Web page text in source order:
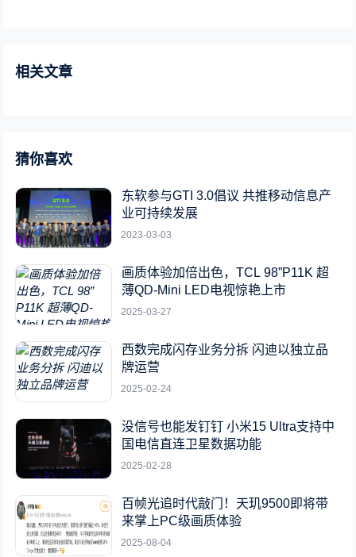
相关文章
猜你喜欢
东软参与GTI 3.0倡议 共推移动信息产
业可持续发展
2023-03-03
画质体验加倍出色，TCL 98”P11K 超
薄QD-Mini LED电视惊艳上市
2025-03-27
西数完成闪存业务分拆 闪迪以独立品
牌运营
2025-02-24
没信号也能发钉钉 小米15 Ultra支持中
国电信直连卫星数据功能
2025-02-28
百帧光追时代敲门！天玑9500即将带
来掌上PC级画质体验
2025-08-04